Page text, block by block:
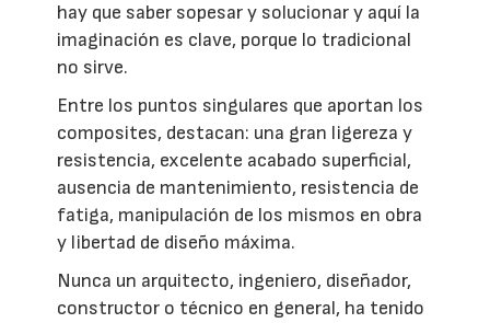
hay que saber sopesar y solucionar y aquí la
imaginación es clave, porque lo tradicional
no sirve.
Entre los puntos singulares que aportan los
composites, destacan: una gran ligereza y
resistencia, excelente acabado superficial,
ausencia de mantenimiento, resistencia de
fatiga, manipulación de los mismos en obra
y libertad de diseño máxima.
Nunca un arquitecto, ingeniero, diseñador,
constructor o técnico en general, ha tenido